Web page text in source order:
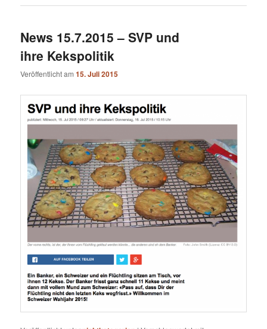
News 15.7.2015 – SVP und
ihre Kekspolitik
Veröffentlicht am15. Juli 2015